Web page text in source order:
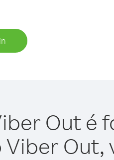
Out é
Out,